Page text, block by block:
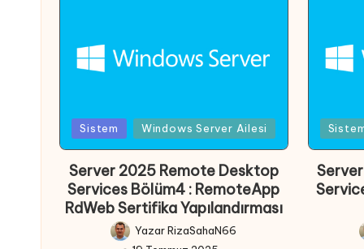
Posted
in
Sistem Windows Server Ailesi
Server 2025 Remote Desktop
Services Bölüm4 : RemoteApp
RdWeb Sertifika Yapılandırması
Posted
YazarRizaSahaN66
in